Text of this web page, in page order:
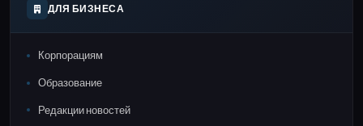
ДЛЯ БИЗНЕСА
Корпорациям
Образование
Редакции новостей